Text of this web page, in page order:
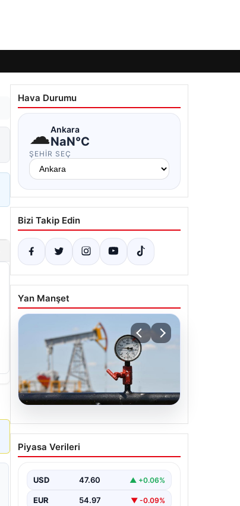
Hava Durumu
☁Ankara
NaN°C
ŞEHIR SEÇ
Bizi Takip Edin
Yan Manşet
05.08.2026
Petrol fiyatları 25 Mayıs:
Petrol fiyatları düştü mü,
petrol varil fiyatı ne
kadar?
Piyasa Verileri
USD 47.60 ▲ +0.06%
EUR 54.97 ▼ -0.09%